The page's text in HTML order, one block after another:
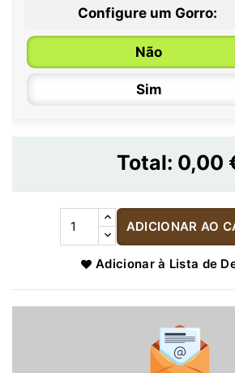
Configure um Gorro:
Não
Sim
Total: 0,00
ADICIONAR AO
Adicionar à Lista de